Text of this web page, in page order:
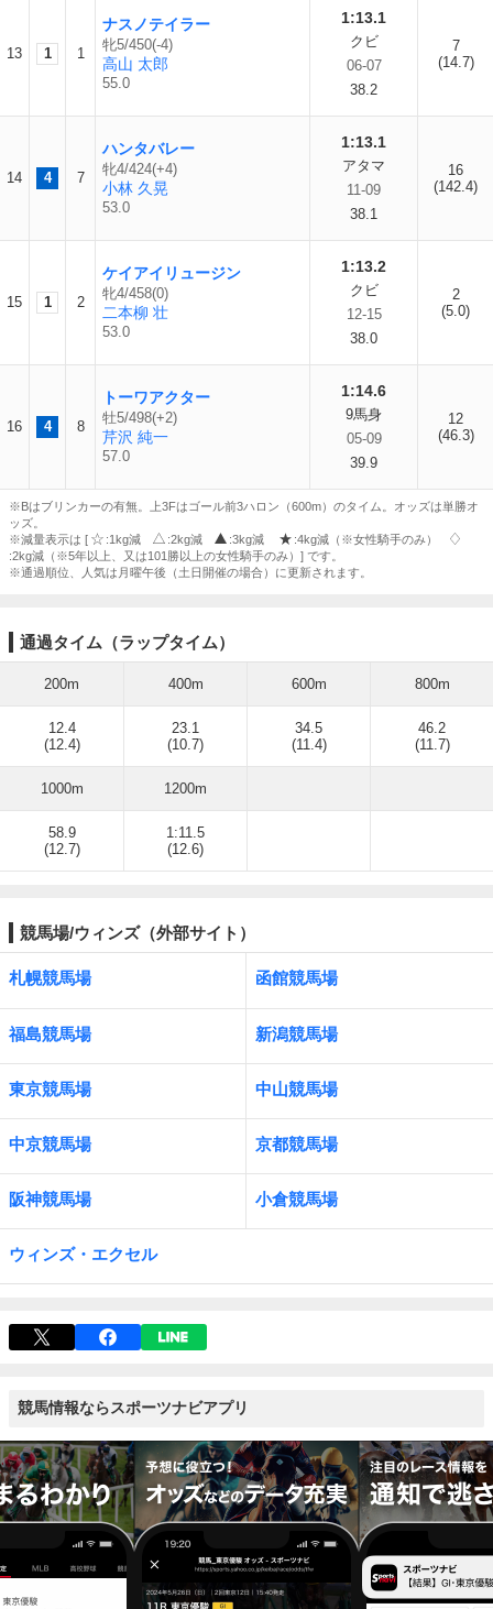
13 1 1
ナスノテイラー
牝5/450(-4)
高山 太郎
55.0
1:13.1
クビ
06-07
38.2
7
(14.7)
14 4 7
ハンタバレー
牝4/424(+4)
小林 久晃
53.0
1:13.1
アタマ
11-09
38.1
16
(142.4)
15 1 2
ケイアイリュージン
牝4/458(0)
二本柳 壮
53.0
1:13.2
クビ
12-15
38.0
2
(5.0)
16 4 8
トーワアクター
牡5/498(+2)
芹沢 純一
57.0
1:14.6
9馬身
05-09
39.9
12
(46.3)
※Bはブリンカーの有無。上3Fはゴール前3ハロン（600m）のタイム。オッズは単勝オ
ッズ。
※減量表示は [
:1kg減 :2kg減 :3kg減
:4kg減（※女性騎手のみ）
:2kg減（※5年以上、又は101勝以上の女性騎手のみ）] です。
※通過順位、人気は月曜午後（土日開催の場合）に更新されます。
通過タイム（ラップタイム）
200m 400m 600m 800m
12.4
(12.4)
23.1
(10.7)
34.5
(11.4)
46.2
(11.7)
1000m 1200m
58.9
(12.7)
1:11.5
(12.6)
競馬場/ウィンズ（外部サイト）
札幌競馬場 函館競馬場
福島競馬場 新潟競馬場
東京競馬場 中山競馬場
中京競馬場 京都競馬場
阪神競馬場 小倉競馬場
ウィンズ・エクセル
競馬情報ならスポーツナビアプリ